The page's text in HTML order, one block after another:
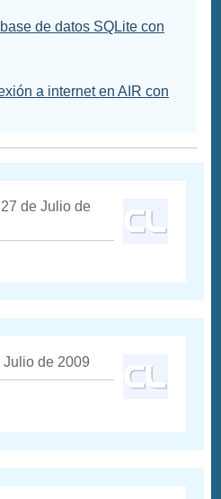
de datos SQLite con
a internet en AIR con
de Julio de
Julio de 2009